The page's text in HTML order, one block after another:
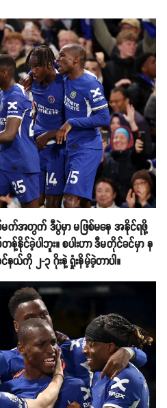
မက်အတွက် ဒီပွဲမှာ မဖြစ်မနေ အနိုင်ရဖို့
င်ခဲ့ပါဘူး။ စပါးဟာ ဒီမတိုင်ခင်မှာ န
ကို ၂-၃ ဂိုးနဲ့ ရှုံးနိမ့်ခဲ့တာပါ။